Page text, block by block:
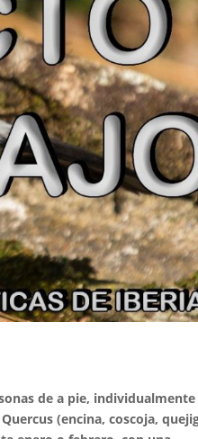
de a pie, individualmente
(encina, coscoja,